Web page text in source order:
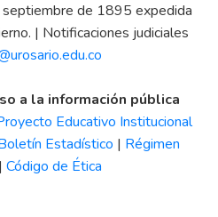
de 1895 expedida
| Notificaciones judiciales
a la información pública
Educativo Institucional
Estadístico | Régimen
| Código de Ética